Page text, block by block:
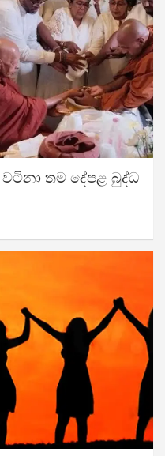
තම දේපළ බුද්ධ